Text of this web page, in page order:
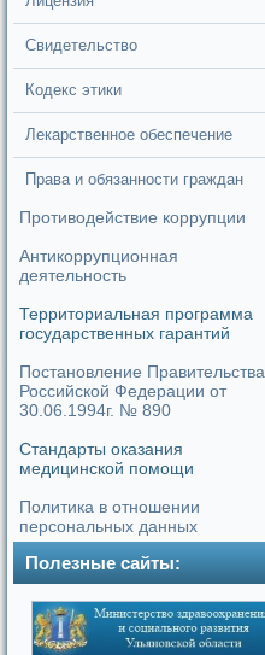
Свидетельство
Кодекс этики
Лекарственное обеспечение
Права и обязанности граждан
Противодействие коррупции
Антикоррупционная
деятельность
Территориальная программа
государственных гарантий
Постановление Правительства
Российской Федерации от
30.06.1994г. № 890
Стандарты оказания
медицинской помощи
Политика в отношении
персональных данных
Полезные сайты: